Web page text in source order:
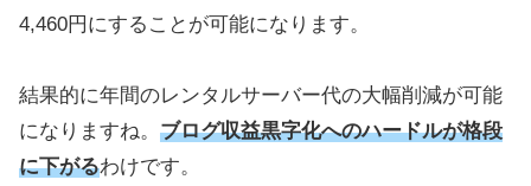
4,460円にすることが可能になります。
結果的に年間のレンタルサーバー代の大幅削減が可能
になりますね。 ブログ収益黒字化へのハードルが格段
に下がるわけです。